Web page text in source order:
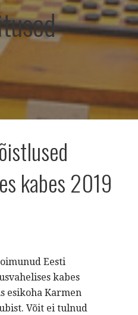
kabes 2019
Eesti
kabes
esikoha Karmen
Võit ei tulnud